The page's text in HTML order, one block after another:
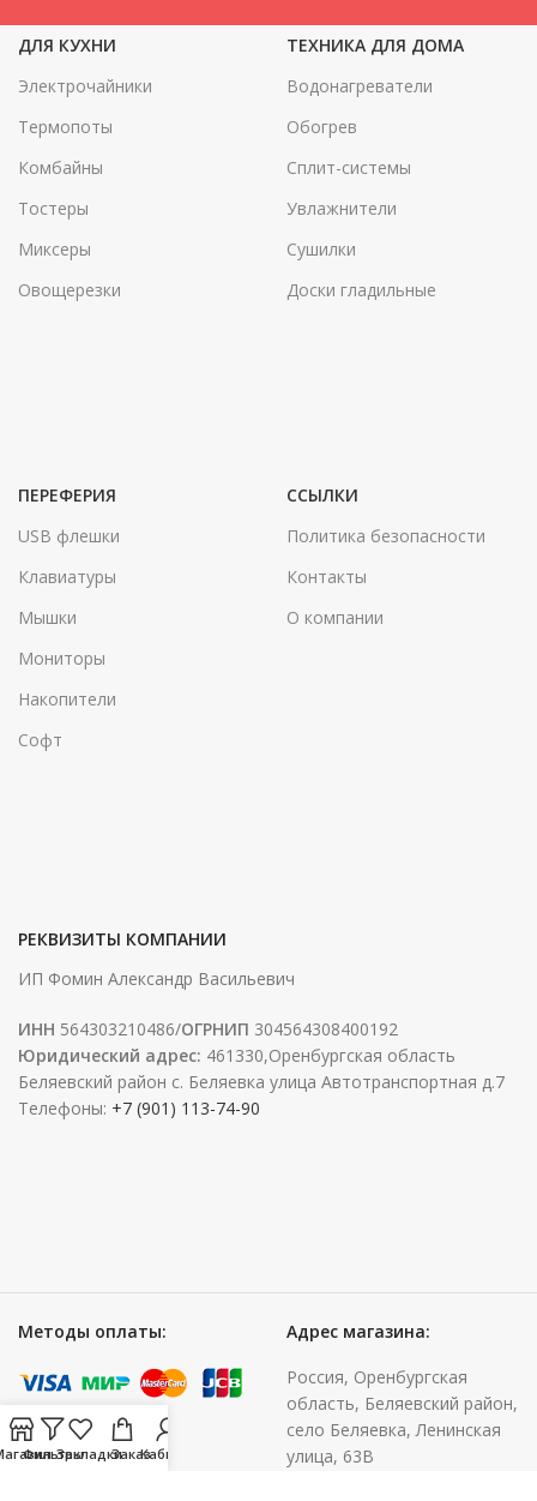
ДЛЯ КУХНИ
Электрочайники
Термопоты
Комбайны
Тостеры
Миксеры
Овощерезки
ТЕХНИКА ДЛЯ ДОМА
Водонагреватели
Обогрев
Сплит-системы
Увлажнители
Сушилки
Доски гладильные
ПЕРЕФЕРИЯ
USB флешки
Клавиатуры
Мышки
Мониторы
Накопители
Софт
ССЫЛКИ
Политика безопасности
Контакты
О компании
РЕКВИЗИТЫ КОМПАНИИ
ИП Фомин Александр Васильевич
ИНН 564303210486/ОГРНИП 304564308400192
Юридический адрес: 461330,Оренбургская область
Беляевский район с. Беляевка улица Автотранспортная д.7
Телефоны: +7 (901) 113-74-90
Методы оплаты:
Адрес магазина:
Россия, Оренбургская
область, Беляевский район,
село Беляевка, Ленинская
улица, 63В
ФильтрыЗакладкиЗаказКабинет